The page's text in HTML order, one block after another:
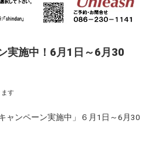
実施中！6月1日～6月30
す
ャンペーン実施中」６月1日～6月30